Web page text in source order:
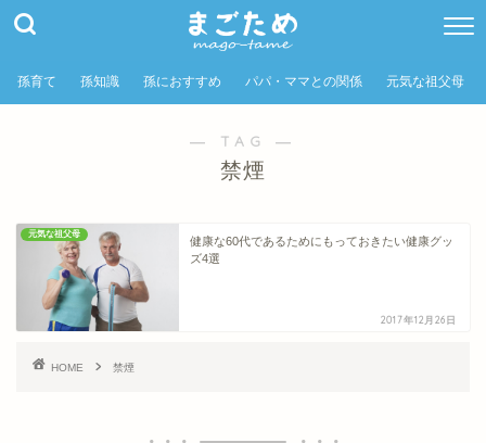
孫育て 孫知識 孫におすすめ パパ・ママとの関係 元気な祖父母
― TAG ―
禁煙
元気な祖父母
健康な60代であるためにもっておきたい健康グッ
ズ4選
2017年12月26日
HOME 禁煙